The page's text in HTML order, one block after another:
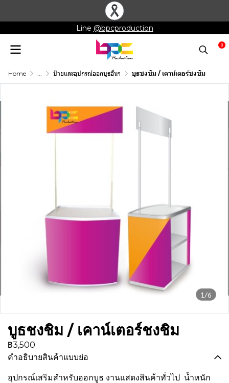
Line @bpcproduction
0
Home ... ป้ายและอุปกรณ์ออกบูธอื่นๆ บูธชงชิม / เคาน์เตอร์ชงชิม
1/6
บูธชงชิม / เคาน์เตอร์ชงชิม
฿3,500
คำอธิบายสินค้าแบบย่อ
อุปกรณ์เสริมสำหรับออกบูธ งานแสดงสินค้าทั่วไป น้ำหนัก